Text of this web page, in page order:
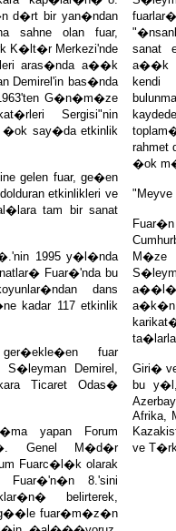
sanat
a��k
kendi
rahmet
�ok
a�k�n
Giri�
bu
Afrika,
ve
d�rt bir yan�ndan
sahne olan fuar,
K�lt�r Merkezi'nde
aras�nda a��k
Demirel'in bas�nda
G�n�m�ze
Sergisi"nin
say�da etkinlik
gelen fuar, ge�en
etkinlikleri ve
tam bir sanat
1995 y�l�nda
Fuar�'nda bu
dans
kadar 117 etkinlik
fuar
Demirel,
Ticaret Odas�
yapan Forum
Genel M�d�r
Fuarc�l�k olarak
8.'sini
belirterek,
fuar�m�z�n